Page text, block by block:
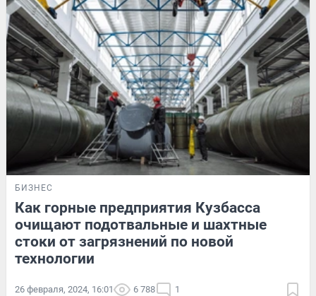
БИЗНЕС
Как горные предприятия Кузбасса
очищают подотвальные и шахтные
стоки от загрязнений по новой
технологии
26 февраля, 2024, 16:01 6 788 1